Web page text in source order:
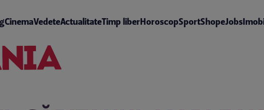
CinemaVedeteActualitateTimp liberHoroscopSportShopeJobs